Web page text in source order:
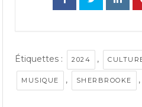
Étiquettes : 2024 ,
MUSIQUE , SHERBROOKE ,